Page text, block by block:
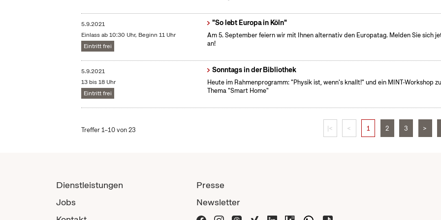
5.9.2021
Einlass ab 10:30 Uhr, Beginn 11 Uhr
Eintritt frei
"So lebt Europa in Köln"
Am 5. September feiern wir mit Ihnen alternativ den Europatag. Melden Sie sich
an!
5.9.2021
13 bis 18 Uhr
Eintritt frei
Sonntags in der Bibliothek
Heute im Rahmenprogramm: "Physik ist, wenn's knallt!" und ein MINT-Workshop
Thema "Smart Home"
Treffer 1–10 von 23 |< < 1 2 3 >
Dienstleistungen
Jobs
Presse
Newsletter